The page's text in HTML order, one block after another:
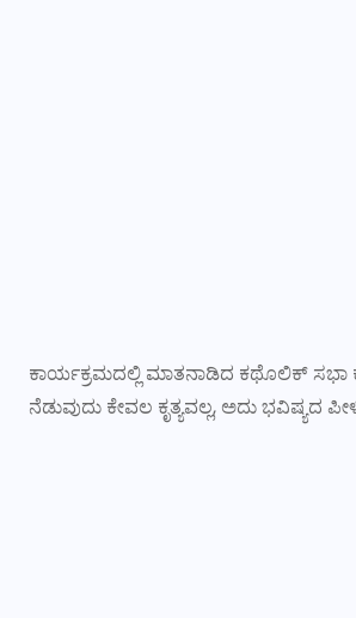
ಕಾರ್ಯಕ್ರಮದಲ್ಲಿ ಮಾತನಾಡಿದ ಕಥೊಲಿಕ್ ಸಭಾ
ನೆಡುವುದು ಕೇವಲ ಕೃತ್ಯವಲ್ಲ, ಅದು ಭವಿಷ್ಯದ